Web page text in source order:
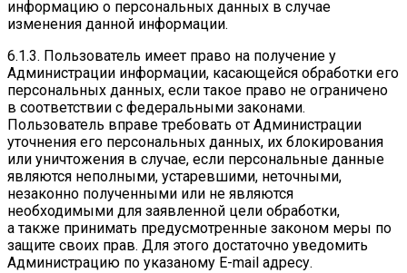
информацию о персональных данных в случае
изменения данной информации.
6.1.3. Пользователь имеет право на получение у
Администрации информации, касающейся обработки его
персональных данных, если такое право не ограничено
в соответствии с федеральными законами.
Пользователь вправе требовать от Администрации
уточнения его персональных данных, их блокирования
или уничтожения в случае, если персональные данные
являются неполными, устаревшими, неточными,
незаконно полученными или не являются
необходимыми для заявленной цели обработки,
а также принимать предусмотренные законом меры по
защите своих прав. Для этого достаточно уведомить
Администрацию по указаному E-mail адресу.